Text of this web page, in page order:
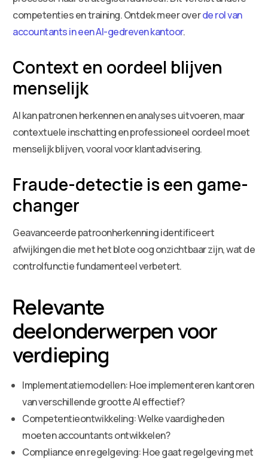
competenties en training. Ontdek meer overde rol van
accountants in een AI-gedreven kantoor.
Context en oordeel blijven
menselijk
AI kan patronen herkennen en analyses uitvoeren, maar
contextuele inschatting en professioneel oordeel moet
menselijk blijven, vooral voor klantadvisering.
Fraude-detectie is een game-
changer
Geavanceerde patroonherkenning identificeert
afwijkingen die met het blote oog onzichtbaar zijn, wat de
controlfunctie fundamenteel verbetert.
Relevante
deelonderwerpen voor
verdieping
Implementatiemodellen: Hoe implementeren kantoren
van verschillende grootte AI effectief?
Competentieontwikkeling: Welke vaardigheden
moeten accountants ontwikkelen?
Compliance en regelgeving: Hoe gaat regelgeving met